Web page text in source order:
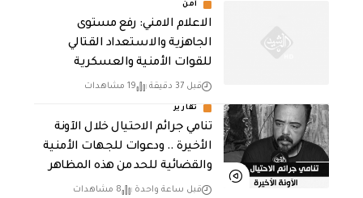
أمن
الاعلام الامني: رفع مستوى
الجاهزية والاستعداد القتالي
للقوات الأمنية والعسكرية
قبل 37 دقيقة 19 مشاهدات
تقارير
تنامي جرائم الاحتيال خلال الآونة
الأخيرة .. ودعوات للجهات الأمنية
والقضائية للحد من هذه المظاهر
قبل ساعة واحدة 8 مشاهدات